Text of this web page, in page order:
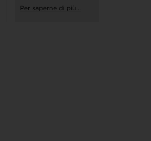
Per saperne di più...